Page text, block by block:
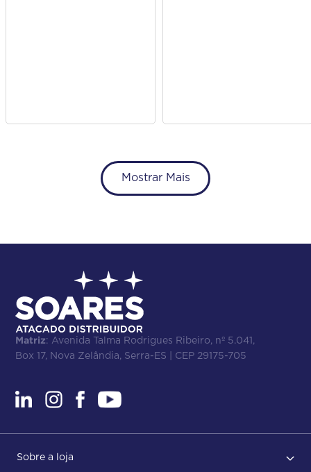
Mostrar Mais
Matriz: Avenida Talma Rodrigues Ribeiro, nº 5.041,
Box 17, Nova Zelândia, Serra-ES | CEP 29175-705
Sobre a loja